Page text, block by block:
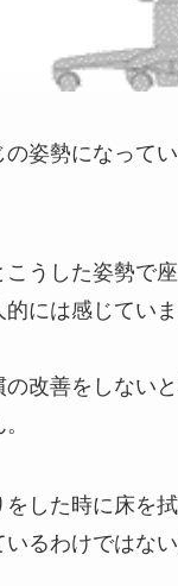
姿勢になって
こうした姿勢で
には感じていま
の改善をしない
をした時に床を
るわけではない